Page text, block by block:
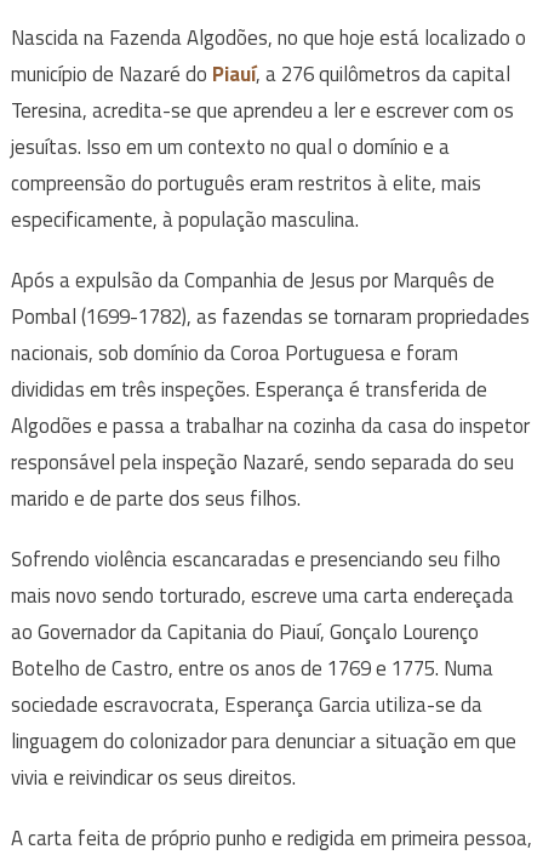
Nascida na Fazenda Algodões, no que hoje está localizado o
município de Nazaré do Piauí, a 276 quilômetros da capital
Teresina, acredita-se que aprendeu a ler e escrever com os
jesuítas. Isso em um contexto no qual o domínio e a
compreensão do português eram restritos à elite, mais
especificamente, à população masculina.
Após a expulsão da Companhia de Jesus por Marquês de
Pombal (1699-1782), as fazendas se tornaram propriedades
nacionais, sob domínio da Coroa Portuguesa e foram
divididas em três inspeções. Esperança é transferida de
Algodões e passa a trabalhar na cozinha da casa do inspetor
responsável pela inspeção Nazaré, sendo separada do seu
marido e de parte dos seus filhos.
Sofrendo violência escancaradas e presenciando seu filho
mais novo sendo torturado, escreve uma carta endereçada
ao Governador da Capitania do Piauí, Gonçalo Lourenço
Botelho de Castro, entre os anos de 1769 e 1775. Numa
sociedade escravocrata, Esperança Garcia utiliza-se da
linguagem do colonizador para denunciar a situação em que
vivia e reivindicar os seus direitos.
A carta feita de próprio punho e redigida em primeira pessoa,